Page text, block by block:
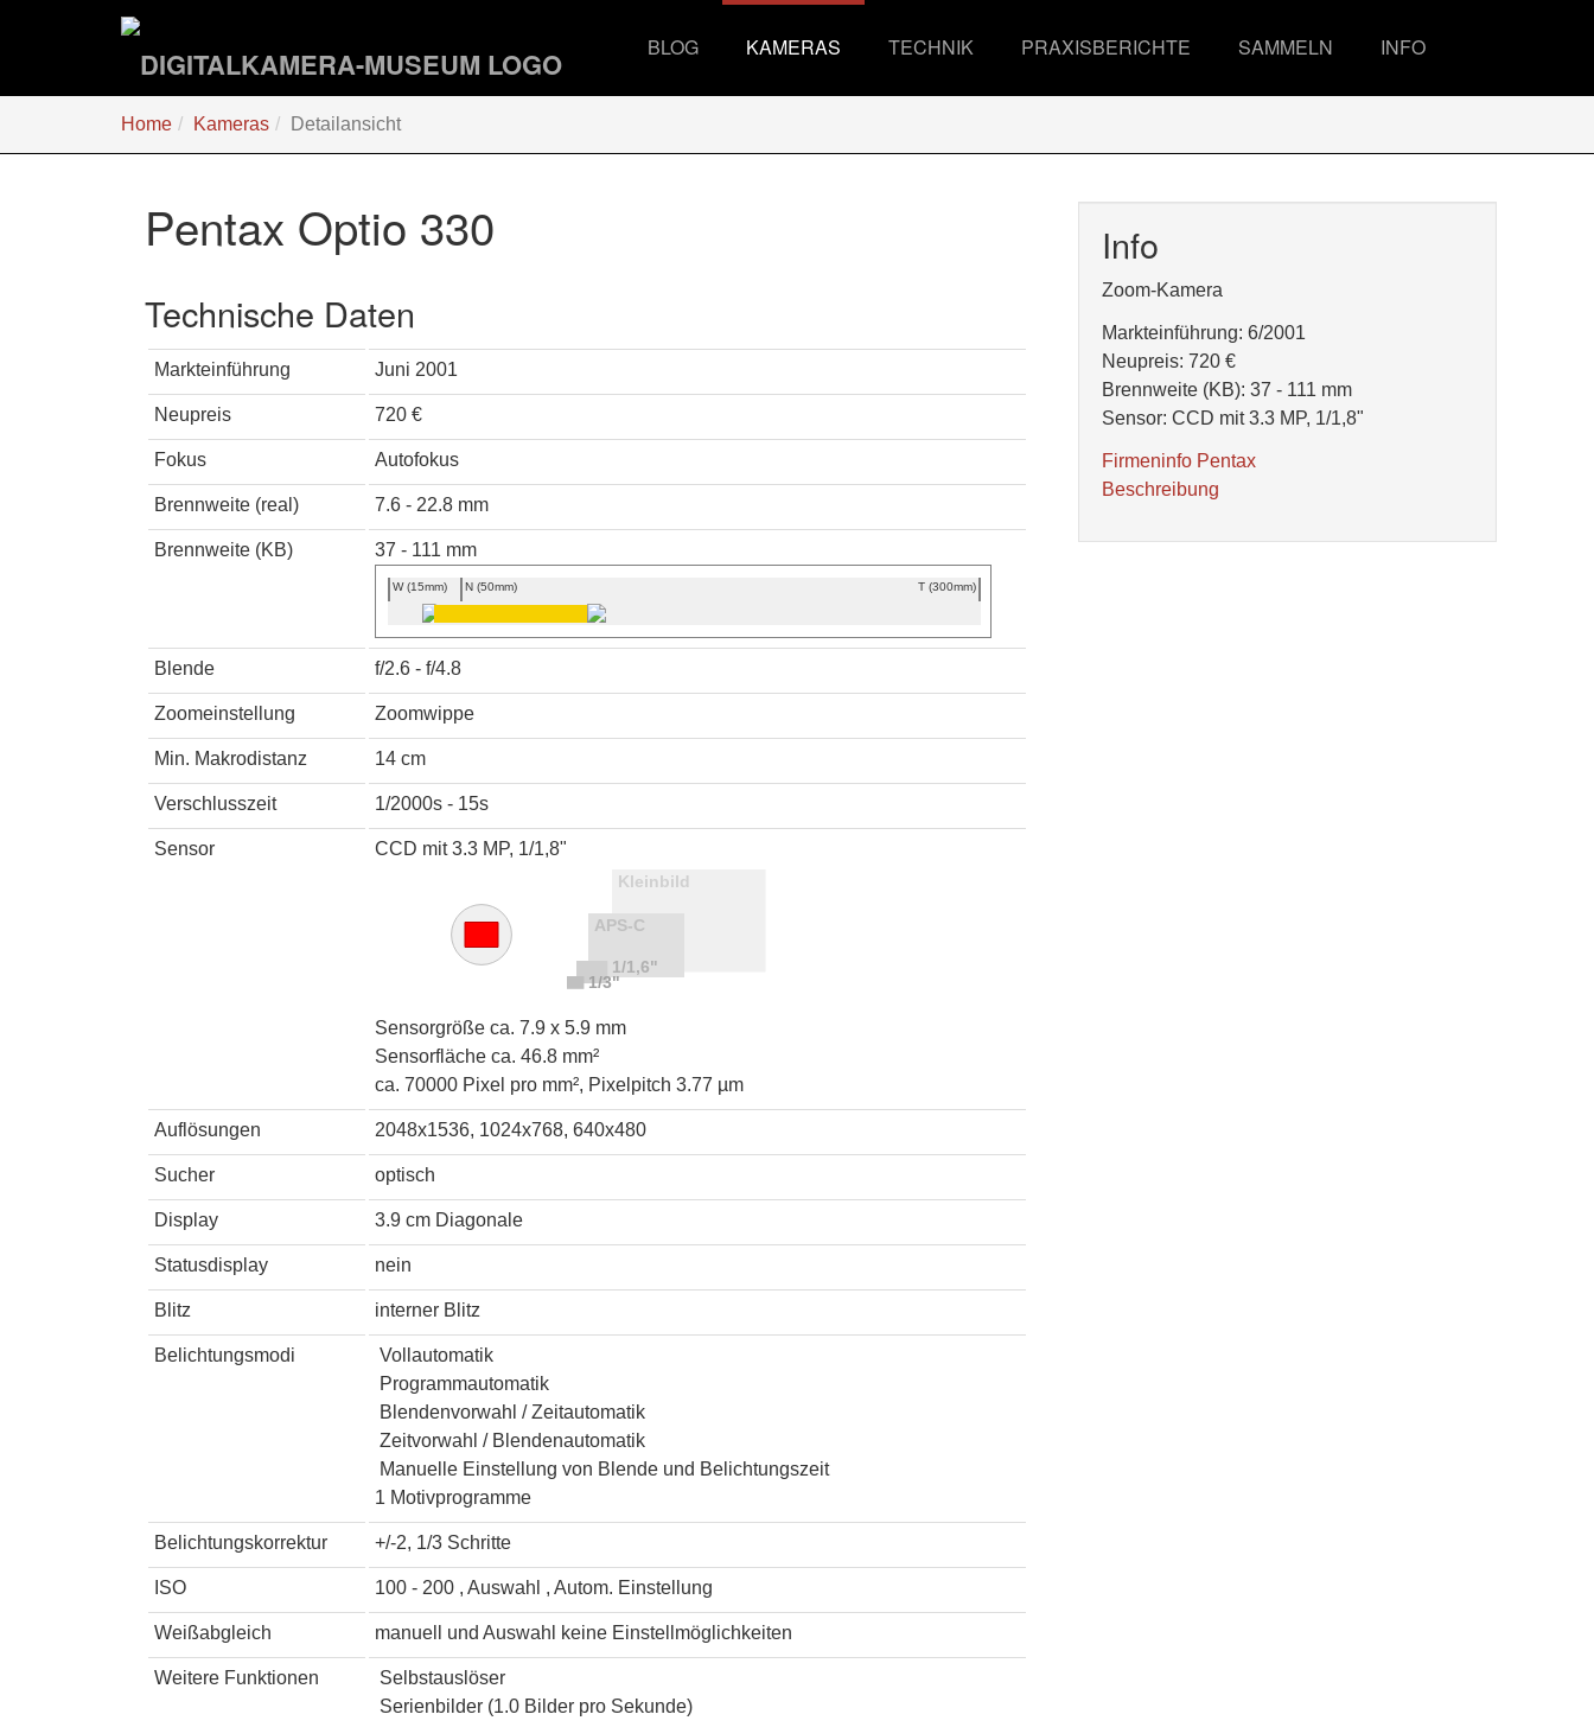
BLOG KAMERAS TECHNIK PRAXISBERICHTE SAMMELN INFO
sind
Home Kameras Detailansicht
Pentax Optio 330
Technische Daten
Markteinführung Juni 2001
Neupreis 720 €
Fokus Autofokus
Brennweite (real) 7.6 - 22.8 mm
Brennweite (KB) 37 - 111 mm
W (15mm) N (50mm) T (300mm)
Blende f/2.6 - f/4.8
Zoomeinstellung Zoomwippe
Min. Makrodistanz 14 cm
Verschlusszeit 1/2000s - 15s
Sensor CCD mit 3.3 MP, 1/1,8"
Sensorgröße ca. 7.9 x 5.9 mm
Sensorfläche ca. 46.8 mm²
ca. 70000 Pixel pro mm², Pixelpitch 3.77 µm
Auflösungen 2048x1536, 1024x768, 640x480
Sucher optisch
Display 3.9 cm Diagonale
Statusdisplay nein
Blitz interner Blitz
Belichtungsmodi
Vollautomatik
Programmautomatik
Blendenvorwahl / Zeitautomatik
Zeitvorwahl / Blendenautomatik
Manuelle Einstellung von Blende und Belichtungszeit
1 Motivprogramme
Belichtungskorrektur +/-2, 1/3 Schritte
ISO 100 - 200 , Auswahl , Autom. Einstellung
Weißabgleich manuell und Auswahl keine Einstellmöglichkeiten
Weitere Funktionen
Selbstauslöser
Serienbilder (1.0 Bilder pro Sekunde)
Info
Zoom-Kamera
Markteinführung: 6/2001
Neupreis: 720 €
Brennweite (KB): 37 - 111 mm
Sensor: CCD mit 3.3 MP, 1/1,8"
Firmeninfo Pentax
Beschreibung